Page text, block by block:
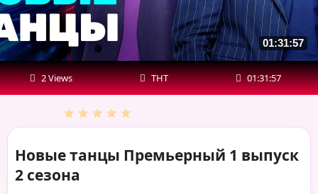
01:31:57
2 Views ТНТ 01:31:57
Новые танцы Премьерный 1 выпуск
2 сезона